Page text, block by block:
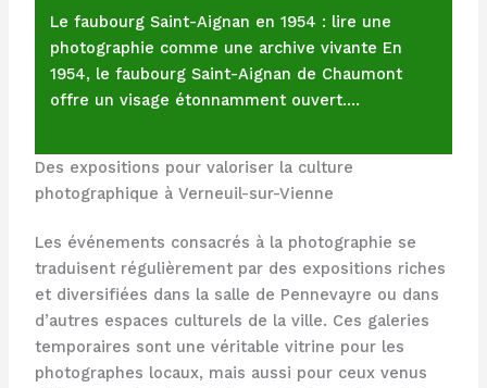
Le faubourg Saint-Aignan en 1954 : lire une
photographie comme une archive vivante En
1954, le faubourg Saint-Aignan de Chaumont
offre un visage étonnamment ouvert.…
Des expositions pour valoriser la culture
photographique à Verneuil-sur-Vienne
Les événements consacrés à la photographie se
traduisent régulièrement par des expositions riches
et diversifiées dans la salle de Pennevayre ou dans
d’autres espaces culturels de la ville. Ces galeries
temporaires sont une véritable vitrine pour les
photographes locaux, mais aussi pour ceux venus